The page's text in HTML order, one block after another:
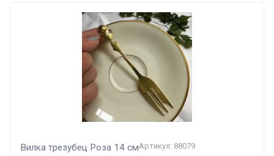
Вилка трезубец Роза 14 смАртикул: 88079